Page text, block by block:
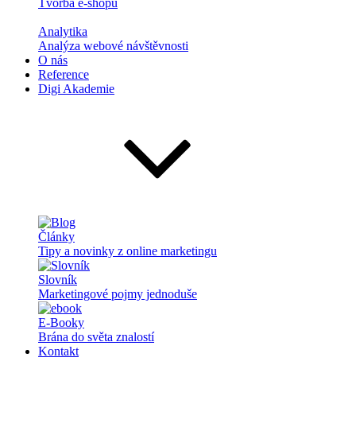
Tvorba e-shopů
Analytika
Analýza webové návštěvnosti
O nás
Reference
Digi Akademie
Články
Tipy a novinky z online marketingu
Slovník
Marketingové pojmy jednoduše
E-Booky
Brána do světa znalostí
Kontakt